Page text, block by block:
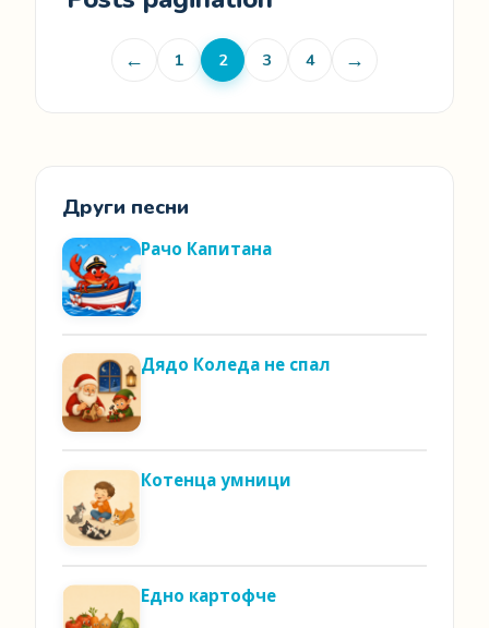
← 1 2 3 4 →
Други песни
Рачо Капитана
Дядо Коледа не спал
Котенца умници
Едно картофче